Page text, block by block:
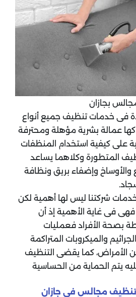
بجازان
فى خدمات تنظيف جميع أنواع
عمالة بشرية مؤهلة ومحترفة
على كيفية استخدام المنظفات
المتطورة وكلاهما يساعد
والأوساخ وإضفاء بريق ونظافة
شركتنا ليس لها أهمية لكن
فى غاية الأهمية إذ أن
بصحة الأفراد فعمليات
والميكروبات المتراكمة
الأمراض، كما يقضى التنظيف
يتم الحماية من الحساسية
مجالس في جازان